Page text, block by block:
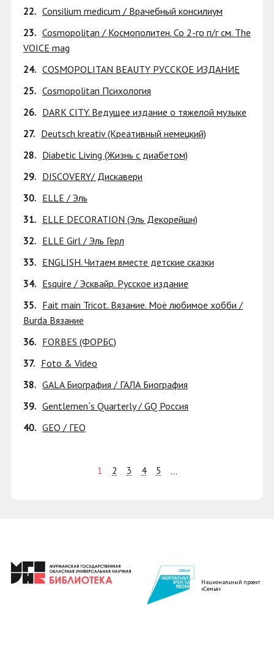
22. Consilium medicum / Врачебный консилиум
23. Cosmopolitan / Космополитен. Со 2-го п/г см. The
VOICE mag
24. COSMOPOLITAN BEAUTY РУССКОЕ ИЗДАНИЕ
25. Cosmopolitan Психология
26. DARK CITY. Ведущее издание о тяжелой музыке
27. Deutsch kreativ (Креативный немецкий)
28. Diabetic Living (Жизнь с диабетом)
29. DISCOVERY/ Дискавери
30. ELLE / Эль
31. ELLE DECORATION (Эль Декорейшн)
32. ELLE Girl / Эль Герл
33. ENGLISH. Читаем вместе детские сказки
34. Esquire / Эсквайр. Русское издание
35. Fait main Tricot. Вязание. Моё любимое хобби /
Burda Вязание
36. FORBES (ФОРБС)
37. Foto & Video
38. GALA Биография / ГАЛА Биография
39. Gentlemen`s Quarterly / GQ Россия
40. GEO / ГЕО
1 2 3 4 5 ...
Национальный проект
«Семья»